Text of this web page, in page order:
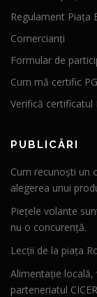
Regulament Piața
Comercianți
Formular de
Cum mă certific
Verifică certificatul
PUBLICĂRI
Cum recunoști un
alegerea unui
Piețele volante
nu o concurență.
Lecții de la piața
Alimentație locală,
parteneriatul